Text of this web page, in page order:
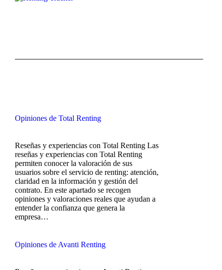
Opiniones de Total Renting
Reseñas y experiencias con Total Renting Las
reseñas y experiencias con Total Renting
permiten conocer la valoración de sus
usuarios sobre el servicio de renting: atención,
claridad en la información y gestión del
contrato. En este apartado se recogen
opiniones y valoraciones reales que ayudan a
entender la confianza que genera la
empresa…
Opiniones de Avanti Renting